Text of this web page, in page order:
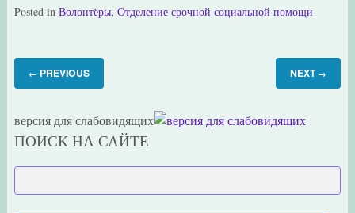
Posted in Волонтёры, Отделение срочной социальной помощи
← PREVIOUS NEXT →
версия для слабовидящих
ПОИСК НА САЙТЕ